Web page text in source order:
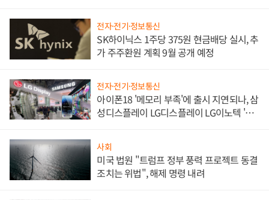
전자·전기·정보통신
SK하이닉스 1주당 375원 현금배당 실시, 추
가 주주환원 계획 9월 공개 예정
전자·전기·정보통신
아이폰18 '메모리 부족'에 출시 지연되나, 삼
성디스플레이 LG디스플레이 LG이노텍 '탈
사회
미국 법원 "트럼프 정부 풍력 프로젝트 동결
조치는 위법", 해제 명령 내려